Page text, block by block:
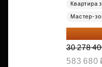
Квартира
Мастер-
29 067
30 278
583 680